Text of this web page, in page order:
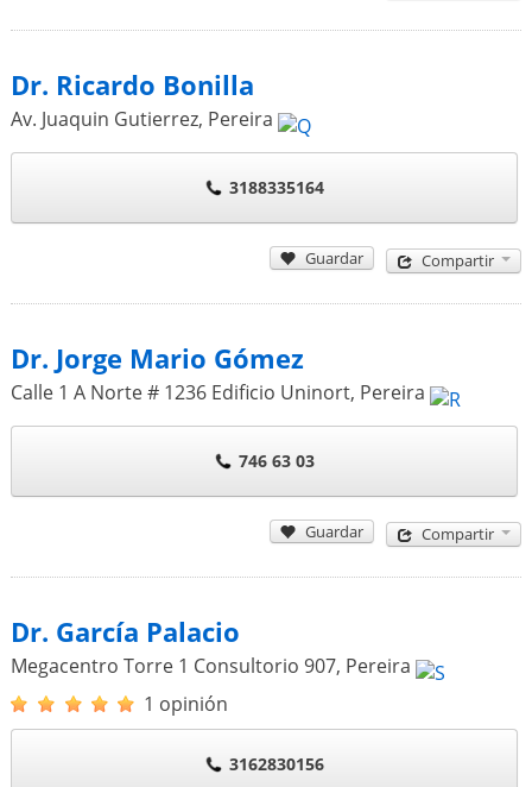
Dr. Ricardo Bonilla
Av. Juaquin Gutierrez, Pereira
3188335164
Guardar Compartir
Dr. Jorge Mario Gómez
Calle 1 A Norte # 1236 Edificio Uninort, Pereira
746 63 03
Guardar Compartir
Dr. García Palacio
Megacentro Torre 1 Consultorio 907, Pereira
1 opinión
3162830156